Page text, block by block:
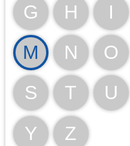
G
H I
M
N O
S
T U
Y
Z